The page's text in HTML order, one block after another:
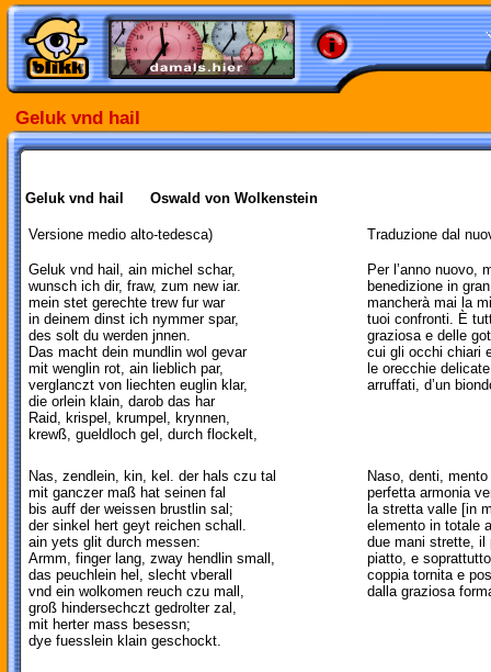
Geluk vnd hail
Geluk vnd hail Oswald von Wolkenstein
Versione medio alto-tedesca) Traduzione dal
Geluk vnd hail, ain michel schar,
wunsch ich dir, fraw, zum new iar.
mein stet gerechte trew fur war
in deinem dinst ich nymmer spar,
des solt du werden jnnen.
Das macht dein mundlin wol gevar
mit wenglin rot, ain lieblich par,
verglanczt von liechten euglin klar,
die orlein klain, darob das har
Raid, krispel, krumpel, krynnen,
krewß, gueldloch gel, durch flockelt,
Per l’anno nuovo,
benedizione in
mancherà mai la
tuoi confronti. È
graziosa e delle
cui gli occhi chiari
le orecchie
arruffati, d’un
Nas, zendlein, kin, kel. der hals czu tal
mit ganczer maß hat seinen fal
bis auff der weissen brustlin sal;
der sinkel hert geyt reichen schall.
ain yets glit durch messen:
Armm, finger lang, zway hendlin small,
das peuchlein hel, slecht vberall
vnd ein wolkomen reuch czu mall,
groß hindersechczt gedrolter zal,
mit herter mass besessn;
dye fuesslein klain geschockt.
Naso, denti,
perfetta armonia
la stretta valle [in
elemento in totale
due mani strette, il
piatto, e
coppia tornita e
dalla graziosa